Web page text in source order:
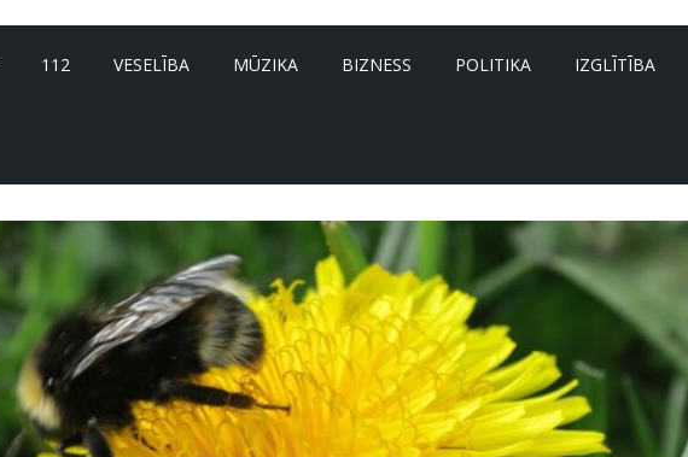
112 VESELĪBA MŪZIKA BIZNESS POLITIKA IZGLĪTĪBA